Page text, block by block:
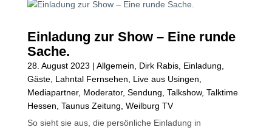
Einladung zur Show – Eine runde
Sache.
28. August 2023 | Allgemein Dirk Rabis, Einladung
Gäste, Lahntal Fernsehen Live aus Usingen
Mediapartner, Moderator, Sendung Talkshow, Talktime
Hessen Taunus Zeitung Weilburg TV
So sieht sie aus, die persönliche Einladung in